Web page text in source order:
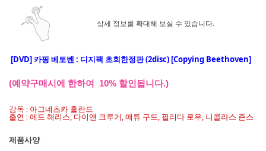
상세 정보를 확대해 보실 수 있습니다.
[DVD]카핑 베토벤 : 디지팩 초회한정판 (2disc) [Copying Beethoven]
(예약구매시에 한하여 10% 할인됩니다.)
감독 : 아그네츠카 홀란드
출연 : 에드 해리스, 다이앤 크루거, 매튜 구드, 필리다 로우, 니콜라스 존스
제품사양